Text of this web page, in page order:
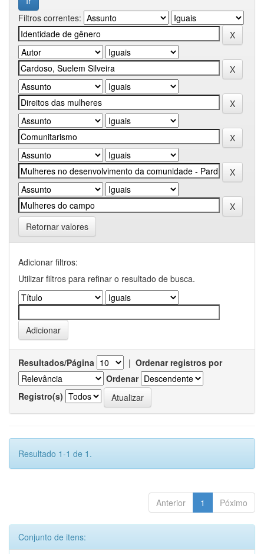
Filtros correntes:
Retornar valores
Adicionar filtros:
Utilizar filtros para refinar o resultado de busca.
Resultados/Página | Ordenar registros por
Ordenar
Registro(s)
Resultado 1-1 de 1.
Anterior 1 Póximo
Conjunto de itens: